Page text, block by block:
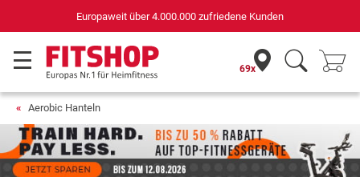
Europaweit über 4.000.000 zufriedene Kunden
69x
Aerobic Hanteln